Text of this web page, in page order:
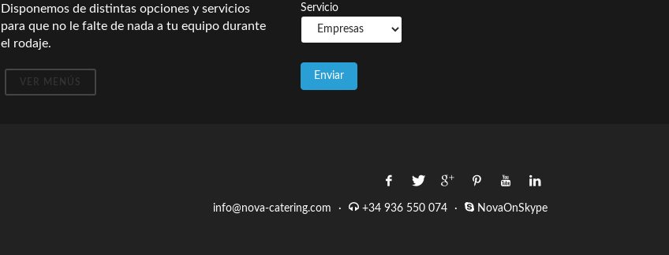
Disponemos de distintas opciones y servicios
para que no le falte de nada a tu equipo durante
el rodaje.
VER MENÚS
Servicio
info@nova-catering.com
· +34 936 550 074 · NovaOnSkype